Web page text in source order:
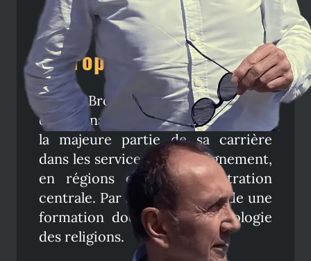
À propos de l'auteur
Claude Brongniart est commandant
divisionnaire de police. Il a effectué
la majeure partie de sa carrière
dans les services de renseignement,
en régions et en administration
centrale. Par ailleurs, il possède une
formation doctorale en sociologie
des religions.